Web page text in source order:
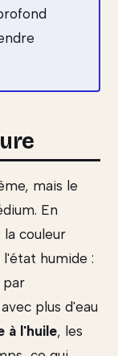
mais le
En
couleur
humide :
par
plus d'eau
à l'huile, les